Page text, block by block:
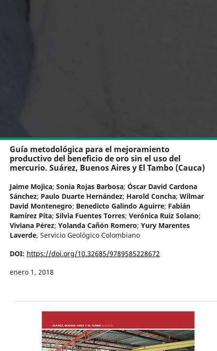
Guía metodológica para el mejoramiento
productivo del beneficio de oro sin el uso del
mercurio. Suárez, Buenos Aires y El Tambo (Cauca)
Jaime Mojica; Sonia Rojas Barbosa; Óscar David Cardona
Sánchez; Paulo Duarte Hernández; Harold Concha; Wilmar
David Montenegro; Benedicto Galindo Aguirre; Fabián
Ramírez Pita; Silvia Fuentes Torres; Verónica Ruiz Solano;
Viviana Pérez; Yolanda Cañón Romero; Yury Marentes
Laverde, Servicio Geológico Colombiano
DOI: https://doi.org/10.32685/9789585228672
enero 1, 2018